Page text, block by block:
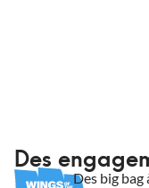
Des
Des big bag